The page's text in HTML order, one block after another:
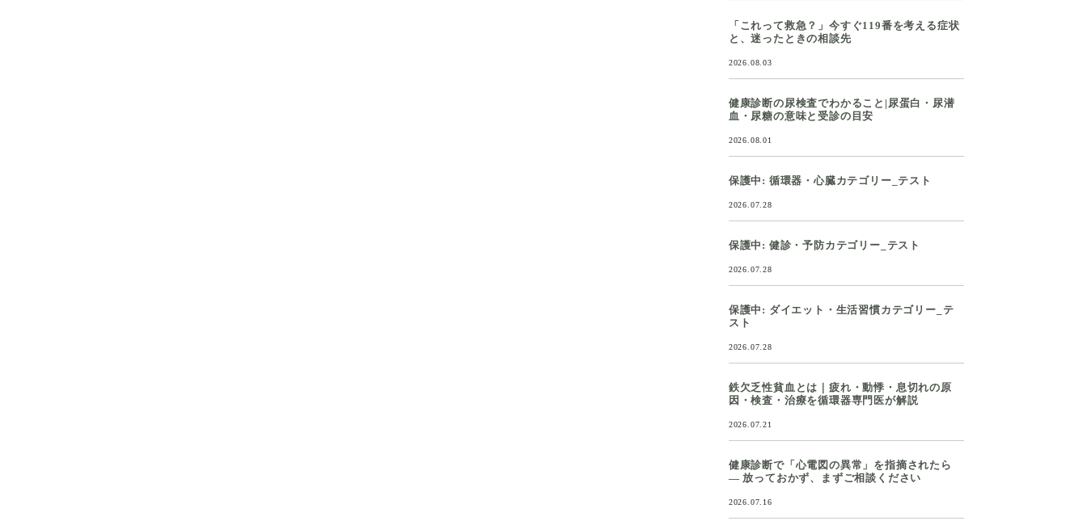
「これって救急？」今すぐ119番を考える症状
と、迷ったときの相談先
2026.08.03
健康診断の尿検査でわかること|尿蛋白・尿潜
血・尿糖の意味と受診の目安
2026.08.01
保護中: 循環器・心臓カテゴリー_テスト
2026.07.28
保護中: 健診・予防カテゴリー_テスト
2026.07.28
保護中: ダイエット・生活習慣カテゴリー_テ
スト
2026.07.28
鉄欠乏性貧血とは｜疲れ・動悸・息切れの原
因・検査・治療を循環器専門医が解説
2026.07.21
健康診断で「心電図の異常」を指摘されたら
― 放っておかず、まずご相談ください
2026.07.16